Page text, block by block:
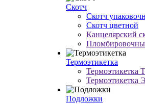
Скотч
Скотч
Скотч цветной
Канцелярский
Термоэтикетка
Термоэтикетка
Термоэтикетка
Подложки